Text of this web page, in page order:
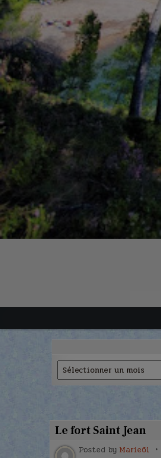
Archives
Le fort Saint Jean
Posted by Marie61